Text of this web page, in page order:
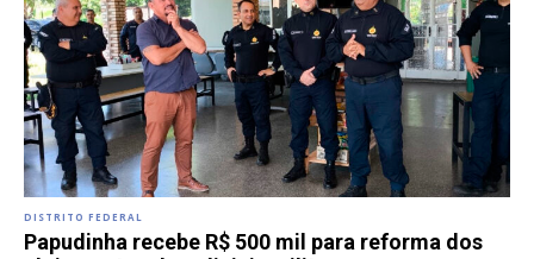
DISTRITO FEDERAL
Papudinha recebe R$ 500 mil para reforma dos